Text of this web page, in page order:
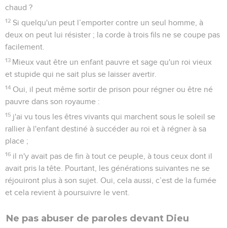
chaud ?
12 Si quelqu'un peut l’emporter contre un seul homme, à
deux on peut lui résister ; la corde à trois fils ne se coupe pas
facilement.
13 Mieux vaut être un enfant pauvre et sage qu'un roi vieux
et stupide qui ne sait plus se laisser avertir.
14 Oui, il peut même sortir de prison pour régner ou être né
pauvre dans son royaume :
15 j'ai vu tous les êtres vivants qui marchent sous le soleil se
rallier à l'enfant destiné à succéder au roi et à régner à sa
place ;
16 il n'y avait pas de fin à tout ce peuple, à tous ceux dont il
avait pris la tête. Pourtant, les générations suivantes ne se
réjouiront plus à son sujet. Oui, cela aussi, c’est de la fumée
et cela revient à poursuivre le vent.
Ne pas abuser de paroles devant Dieu